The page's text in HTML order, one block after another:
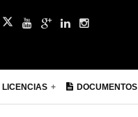
LICENCIAS DOCUMENTOS